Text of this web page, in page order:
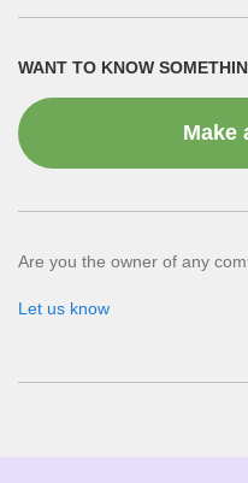
WANT TO KNOW
Make
Are you the owner of any
Let us know